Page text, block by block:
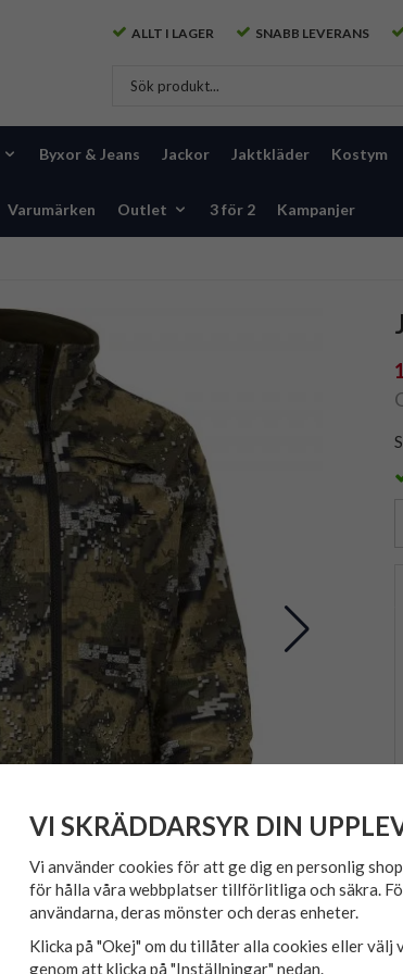
ALLT I LAGER SNABB LEVERANS
Byxor & Jeans Jackor Jaktkläder Kostym
Varumärken Outlet 3 för 2 Kampanjer
VI SKRÄDDARSYR DIN
Vi använder cookies för att ge dig en personlig
för hålla våra webbplatser tillförlitliga och säkra.
användarna, deras mönster och deras enheter.
Klicka på "Okej" om du tillåter alla cookies eller
genom att klicka på "Inställningar" nedan.